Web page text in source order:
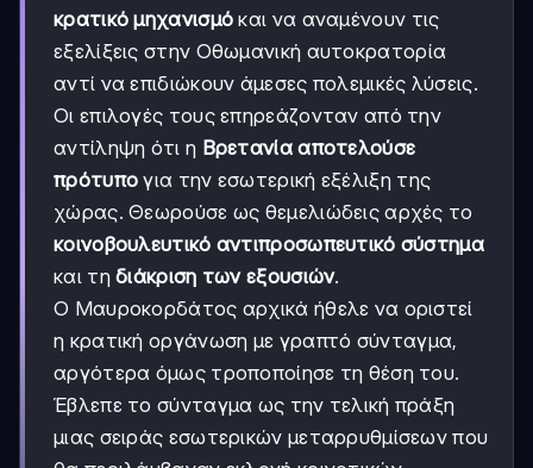
κρατικό μηχανισμό και να αναμένουν τις
εξελίξεις στην Οθωμανική αυτοκρατορία
αντί να επιδιώκουν άμεσες πολεμικές λύσεις.
Οι επιλογές τους επηρεάζονταν από την
αντίληψη ότι η Βρετανία αποτελούσε
πρότυπο για την εσωτερική εξέλιξη της
χώρας. Θεωρούσε ως θεμελιώδεις αρχές το
κοινοβουλευτικό αντιπροσωπευτικό σύστημα
και τηδιάκριση των εξουσιών.
Ο Μαυροκορδάτος αρχικά ήθελε να οριστεί
η κρατική οργάνωση με γραπτό σύνταγμα,
αργότερα όμως τροποποίησε τη θέση του.
Έβλεπε το σύνταγμα ως την τελική πράξη
μιας σειράς εσωτερικών μεταρρυθμίσεων που